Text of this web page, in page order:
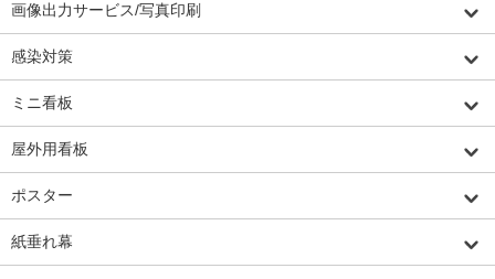
画像出力サービス/写真印刷
感染対策
ミニ看板
屋外用看板
ポスター
紙垂れ幕